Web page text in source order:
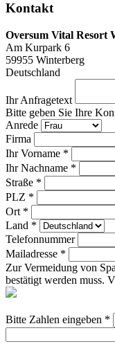
Kontakt
Oversum Vital Resort
Am Kurpark 6
59955 Winterberg
Deutschland
Ihr Anfragetext
Bitte geben Sie Ihre
Anrede
Firma
Ihr Vorname *
Ihr Nachname *
Straße *
PLZ *
Ort *
Land *
Telefonnummer
Mailadresse *
Zur Vermeidung von
bestätigt werden muss.
Bitte Zahlen eingeben *